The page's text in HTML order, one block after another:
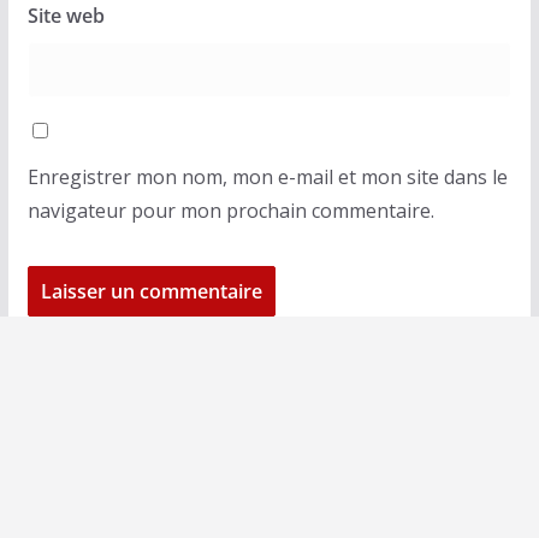
Site web
Enregistrer mon nom, mon e-mail et mon site dans le
navigateur pour mon prochain commentaire.